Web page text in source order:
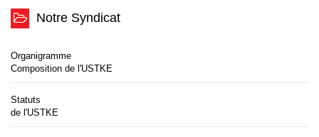
Notre Syndicat
Organigramme
Composition de l'USTKE
Statuts
de l'USTKE